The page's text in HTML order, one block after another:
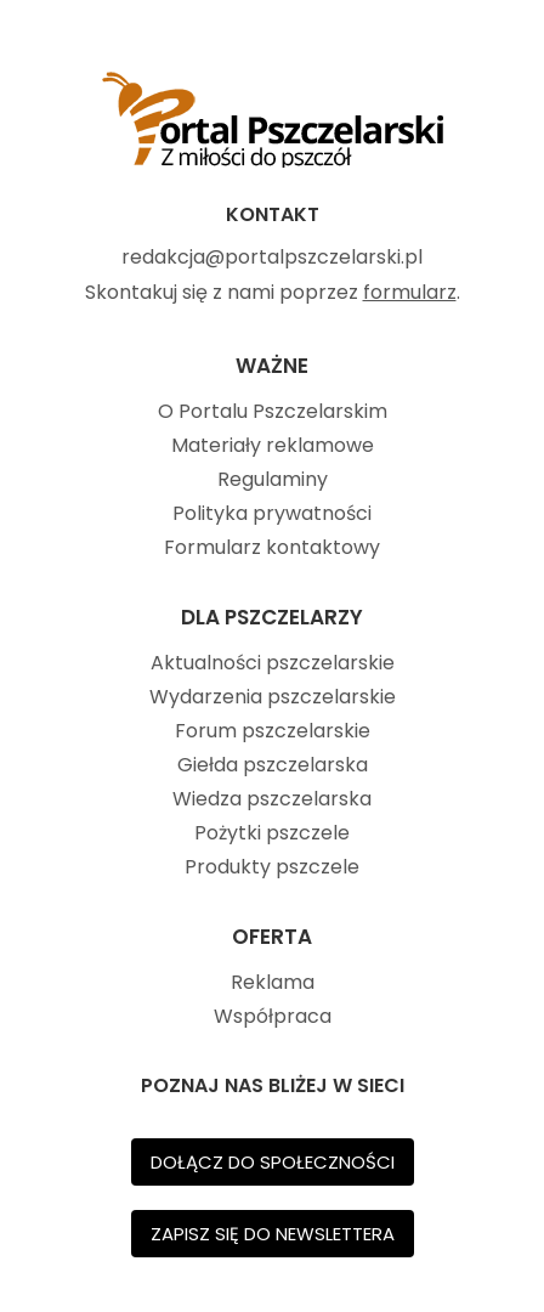
KONTAKT
redakcja@portalpszczelarski.pl
Skontakuj się z nami poprzez formularz.
WAŻNE
O Portalu Pszczelarskim
Materiały reklamowe
Regulaminy
Polityka prywatności
Formularz kontaktowy
DLA PSZCZELARZY
Aktualności pszczelarskie
Wydarzenia pszczelarskie
Forum pszczelarskie
Giełda pszczelarska
Wiedza pszczelarska
Pożytki pszczele
Produkty pszczele
OFERTA
Reklama
Współpraca
POZNAJ NAS BLIŻEJ W SIECI
DOŁĄCZ DO SPOŁECZNOŚCI
ZAPISZ SIĘ DO NEWSLETTERA